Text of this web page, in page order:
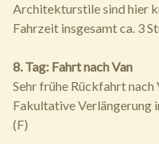
Architekturstile sind hier
Fahrzeit insgesamt ca. 3
8. Tag: Fahrt nach Van
Sehr frühe Rückfahrt
Fakultative Verlängerung
(F)